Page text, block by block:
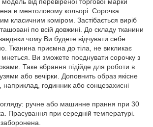
в ментоловому кольорі. Сорочка
класичним коміром. Застібається виріб
по всій довжині. До складу тканини
чому Ви будете відчувати себе
Тканина приємна до тіла, не викликає
мнеться. Ви зможете поєднувати сорочку з
Таке вбрання підійде для роботи в
або вечірки. Доповнить образ якісне
наприклад, годинник або сонцезахисні
ручне або машинне прання при 30
Прасування при середній температурі.